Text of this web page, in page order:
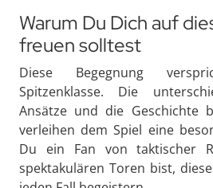
Warum Du Dich auf
freuen solltest
Diese Begegnung
Spitzenklasse. Die
Ansätze und die Geschichte
verleihen dem Spiel eine
Du ein Fan von taktischer
spektakulären Toren bist,